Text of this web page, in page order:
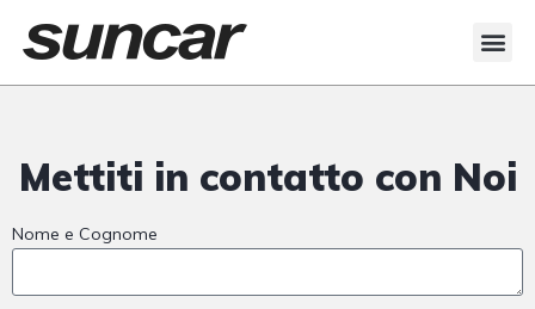
Mettiti in contatto con Noi
Nome e Cognome